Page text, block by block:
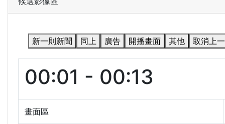
新一則新聞 同上 廣告 開播畫面 其他 取消上
00:01 - 00:13
畫面區